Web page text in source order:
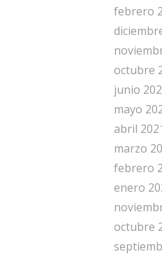
febrero
octubre
junio
mayo
abril
marzo
febrero
enero
octubre